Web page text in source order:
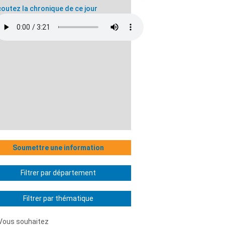
la chronique de ce jour
Soumettre une information
Filtrer par département
Filtrer par thématique
souhaitez